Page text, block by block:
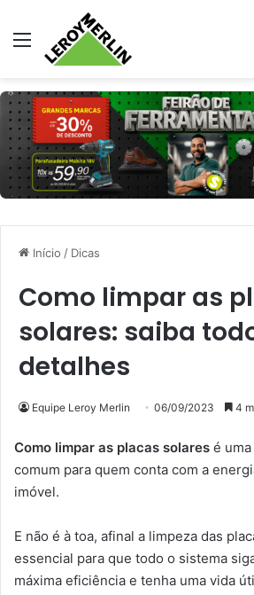
Menu
Início / Dicas
Como limpar as
solares: saiba
detalhes
Equipe Leroy Merlin 06/09/2023 4
Como limpar as placas solares é
comum para quem conta com a
imóvel.
E não é à toa, afinal a limpeza das
essencial para que todo o sistema
máxima eficiência e tenha uma vida